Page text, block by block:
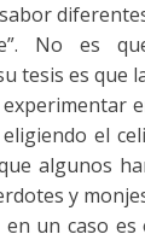
No es
tesis es que
el
algunos
y
un caso